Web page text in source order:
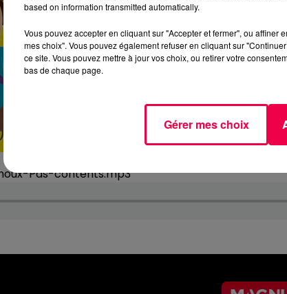
Pas-contents.mp3
based on information transmitted automatically.
Vous pouvez accepter en cliquant sur "Accepter et fermer", ou
mes choix". Vous pouvez également refuser en cliquant sur
ce site. Vous pouvez mettre à jour vos choix, ou retirer votre
bas de chaque page.
Gérer mes choix